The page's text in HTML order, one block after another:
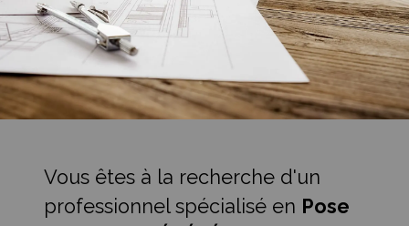
Vous êtes à la recherche d'un
professionnel spécialisé en Pose